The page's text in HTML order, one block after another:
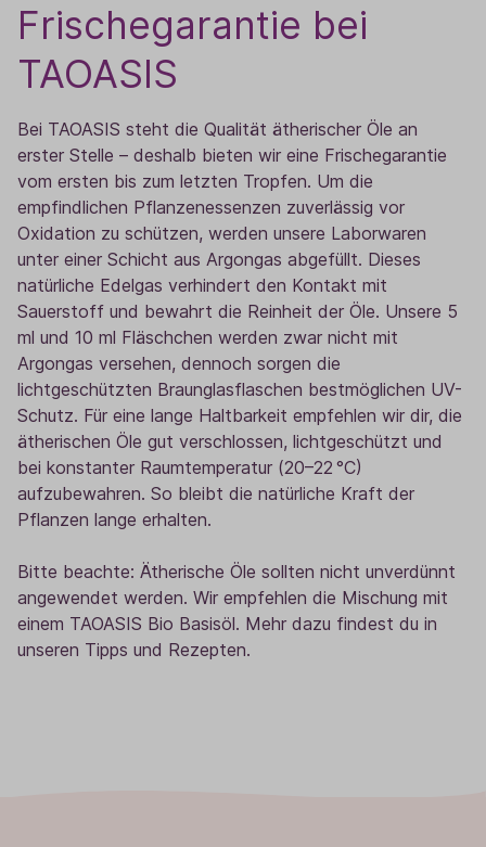
Frischegarantie bei
TAOASIS
Bei TAOASIS steht die Qualität ätherischer Öle an
erster Stelle – deshalb bieten wir eine Frischegarantie
vom ersten bis zum letzten Tropfen. Um die
empfindlichen Pflanzenessenzen zuverlässig vor
Oxidation zu schützen, werden unsere Laborwaren
unter einer Schicht aus Argongas abgefüllt. Dieses
natürliche Edelgas verhindert den Kontakt mit
Sauerstoff und bewahrt die Reinheit der Öle. Unsere 5
ml und 10 ml Fläschchen werden zwar nicht mit
Argongas versehen, dennoch sorgen die
lichtgeschützten Braunglasflaschen bestmöglichen UV-
Schutz. Für eine lange Haltbarkeit empfehlen wir dir, die
ätherischen Öle gut verschlossen, lichtgeschützt und
bei konstanter Raumtemperatur (20–22 °C)
aufzubewahren. So bleibt die natürliche Kraft der
Pflanzen lange erhalten.
Bitte beachte: Ätherische Öle sollten nicht unverdünnt
angewendet werden. Wir empfehlen die Mischung mit
einem TAOASIS Bio Basisöl. Mehr dazu findest du in
unseren Tipps und Rezepten.